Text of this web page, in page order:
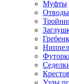
Муфты
Отводы
Узлы